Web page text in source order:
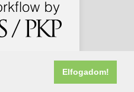
Elfogadom!